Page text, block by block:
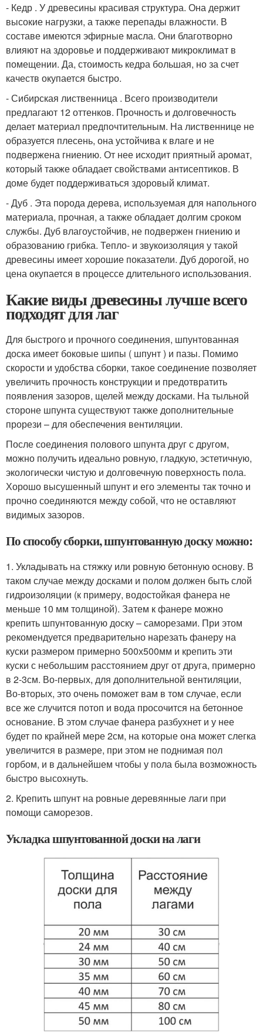
- Кедр . У древесины красивая структура. Она держит
высокие нагрузки, а также перепады влажности. В
составе имеются эфирные масла. Они благотворно
влияют на здоровье и поддерживают микроклимат в
помещении. Да, стоимость кедра большая, но за счет
качеств окупается быстро.
- Сибирская лиственница . Всего производители
предлагают 12 оттенков. Прочность и долговечность
делает материал предпочтительным. На лиственнице не
образуется плесень, она устойчива к влаге и не
подвержена гниению. От нее исходит приятный аромат,
который также обладает свойствами антисептиков. В
доме будет поддерживаться здоровый климат.
- Дуб . Эта порода дерева, используемая для напольного
материала, прочная, а также обладает долгим сроком
службы. Дуб влагоустойчив, не подвержен гниению и
образованию грибка. Тепло- и звукоизоляция у такой
древесины имеет хорошие показатели. Дуб дорогой, но
цена окупается в процессе длительного использования.
Какие виды древесины лучше всего
подходят для лаг
Для быстрого и прочного соединения, шпунтованная
доска имеет боковые шипы ( шпунт ) и пазы. Помимо
скорости и удобства сборки, такое соединение позволяет
увеличить прочность конструкции и предотвратить
появления зазоров, щелей между досками. На тыльной
стороне шпунта существуют также дополнительные
прорези – для обеспечения вентиляции.
После соединения полового шпунта друг с другом,
можно получить идеально ровную, гладкую, эстетичную,
экологически чистую и долговечную поверхность пола.
Хорошо высушенный шпунт и его элементы так точно и
прочно соединяются между собой, что не оставляют
видимых зазоров.
По способу сборки, шпунтованную доску можно:
1. Укладывать на стяжку или ровную бетонную основу. В
таком случае между досками и полом должен быть слой
гидроизоляции (к примеру, водостойкая фанера не
меньше 10 мм толщиной). Затем к фанере можно
крепить шпунтованную доску – саморезами. При этом
рекомендуется предварительно нарезать фанеру на
куски размером примерно 500х500мм и крепить эти
куски с небольшим расстоянием друг от друга, примерно
в 2-3см. Во-первых, для дополнительной вентиляции,
Во-вторых, это очень поможет вам в том случае, если
все же случится потоп и вода просочится на бетонное
основание. В этом случае фанера разбухнет и у нее
будет по крайней мере 2см, на которые она может слегка
увеличится в размере, при этом не поднимая пол
горбом, и в дальнейшем чтобы у пола была возможность
быстро высохнуть.
2. Крепить шпунт на ровные деревянные лаги при
помощи саморезов.
Укладка шпунтованной доски на лаги